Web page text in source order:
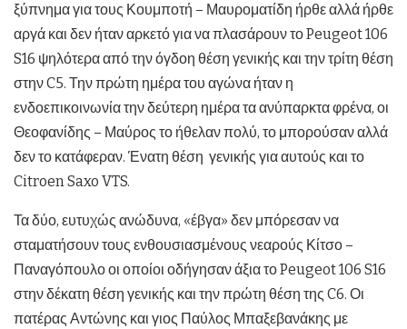
ξύπνημα για τους Κουμποτή – Μαυροματίδη ήρθε αλλά ήρθε
αργά και δεν ήταν αρκετό για να πλασάρουν το Peugeot 106
S16 ψηλότερα από την όγδοη θέση γενικής και την τρίτη θέση
στην C5. Την πρώτη ημέρα του αγώνα ήταν η
ενδοεπικοινωνία την δεύτερη ημέρα τα ανύπαρκτα φρένα, οι
Θεοφανίδης – Μαύρος το ήθελαν πολύ, το μπορούσαν αλλά
δεν το κατάφεραν. Ένατη θέση γενικής για αυτούς και το
Citroen Saxo VTS.
Τα δύο, ευτυχώς ανώδυνα, «έβγα» δεν μπόρεσαν να
σταματήσουν τους ενθουσιασμένους νεαρούς Κίτσο –
Παναγόπουλο οι οποίοι οδήγησαν άξια το Peugeot 106 S16
στην δέκατη θέση γενικής και την πρώτη θέση της C6. Οι
πατέρας Αντώνης και γιος Παύλος Μπαξεβανάκης με